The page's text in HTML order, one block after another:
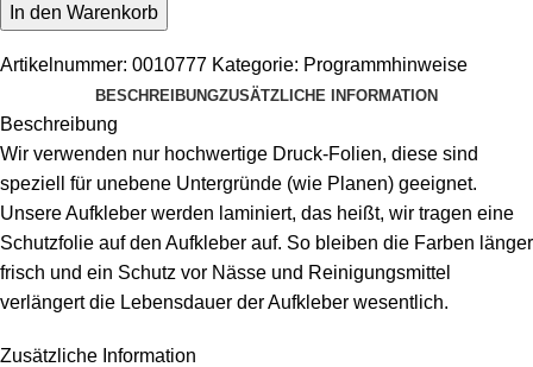
In den Warenkorb
Artikelnummer: 0010777 Kategorie: Programmhinweise
BESCHREIBUNGZUSÄTZLICHE INFORMATION
Beschreibung
Wir verwenden nur hochwertige Druck-Folien, diese sind
speziell für unebene Untergründe (wie Planen) geeignet.
Unsere Aufkleber werden laminiert, das heißt, wir tragen eine
Schutzfolie auf den Aufkleber auf. So bleiben die Farben länger
frisch und ein Schutz vor Nässe und Reinigungsmittel
verlängert die Lebensdauer der Aufkleber wesentlich.
Zusätzliche Information